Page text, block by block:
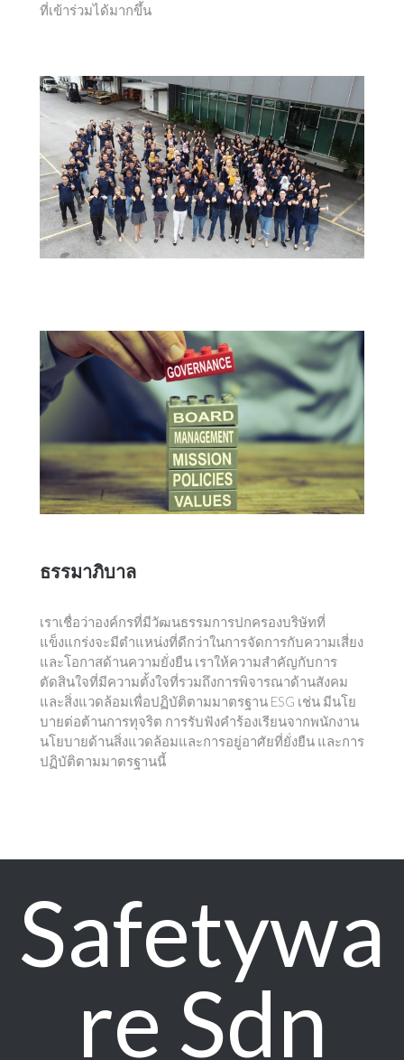
ที่เข้าร่วมได้มากขึ้น
ธรรมาภิบาล
เราเชื่อว่าองค์กรที่มีวัฒนธรรมการปกครองบริษัทที่
แข็งแกร่งจะมีตำแหน่งที่ดีกว่าในการจัดการกับความเสี่ยง
และโอกาสด้านความยั่งยืน เราให้ความสำคัญกับการ
ตัดสินใจที่มีความตั้งใจที่รวมถึงการพิจารณาด้านสังคม
และสิ่งแวดล้อมเพื่อปฏิบัติตามมาตรฐาน ESG เช่น มีนโย
บายต่อต้านการทุจริต การรับฟังคำร้องเรียนจากพนักงาน
นโยบายด้านสิ่งแวดล้อมและการอยู่อาศัยที่ยั่งยืน และการ
ปฏิบัติตามมาตรฐานนี้
Safetywa
re Sdn